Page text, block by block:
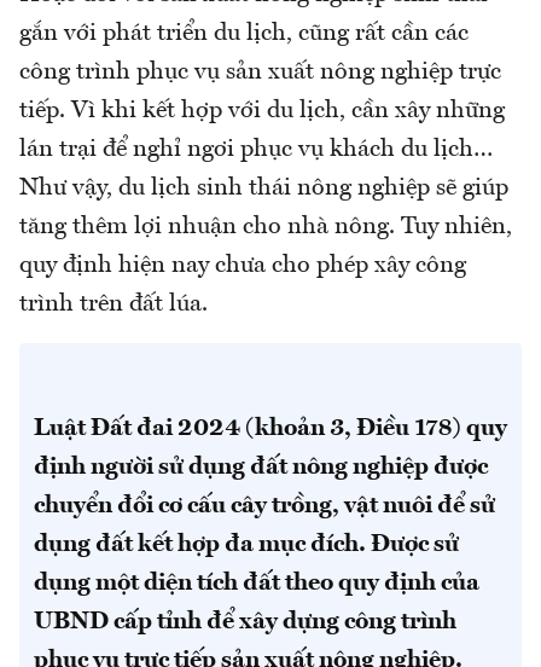
gắn với phát triển du lịch, cũng rất cần các
công trình phục vụ sản xuất nông nghiệp trực
tiếp. Vì khi kết hợp với du lịch, cần xây những
lán trại để nghỉ ngơi phục vụ khách du lịch…
Như vậy, du lịch sinh thái nông nghiệp sẽ giúp
tăng thêm lợi nhuận cho nhà nông. Tuy nhiên,
quy định hiện nay chưa cho phép xây công
trình trên đất lúa.
Luật Đất đai 2024 (khoản 3, Điều 178) quy
định người sử dụng đất nông nghiệp được
chuyển đổi cơ cấu cây trồng, vật nuôi để sử
dụng đất kết hợp đa mục đích. Được sử
dụng một diện tích đất theo quy định của
UBND cấp tỉnh để xây dựng công trình
phục vụ trực tiếp sản xuất nông nghiệp.